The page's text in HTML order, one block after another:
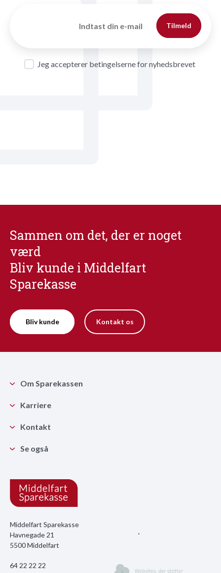
Jeg accepterer betingelserne for nyhedsbrevet
Tilmeld
Sammen om det, der er noget
værd
Bliv kunde i Middelfart
Sparekasse
Bliv kunde Kontakt os
Middelfart Sparekasse
Havnegade 21
5500 Middelfart
64 22 22 22
Om Sparekassen
Karriere
Kontakt
Se også